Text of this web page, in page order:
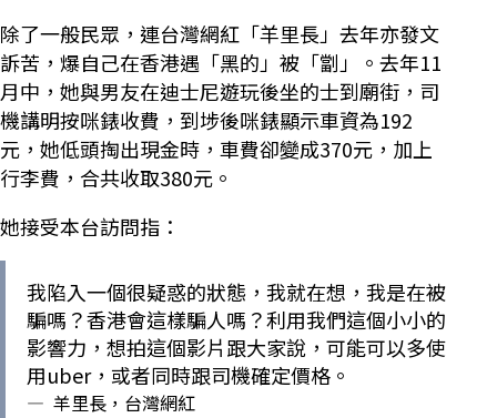
除了一般民眾，連台灣網紅「羊里長」去年亦發文
訴苦，爆自己在香港遇「黑的」被「劏」。去年11
月中，她與男友在迪士尼遊玩後坐的士到廟街，司
機講明按咪錶收費，到埗後咪錶顯示車資為192
元，她低頭掏出現金時，車費卻變成370元，加上
行李費，合共收取380元。
她接受本台訪問指：
我陷入一個很疑惑的狀態，我就在想，我是在被
騙嗎？香港會這樣騙人嗎？利用我們這個小小的
影響力，想拍這個影片跟大家說，可能可以多使
用uber，或者同時跟司機確定價格。
— 羊里長，台灣網紅